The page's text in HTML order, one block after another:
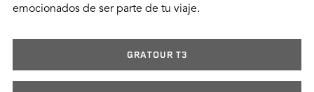
emocionados de ser parte de tu viaje.
GRATOUR T3